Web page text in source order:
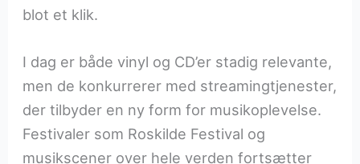
blot et klik.
I dag er både vinyl og CD’er stadig relevante,
men de konkurrerer med streamingtjenester,
der tilbyder en ny form for musikoplevelse.
Festivaler som Roskilde Festival og
musikscener over hele verden fortsætter